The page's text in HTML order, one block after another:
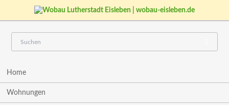
Home
Wohnungen